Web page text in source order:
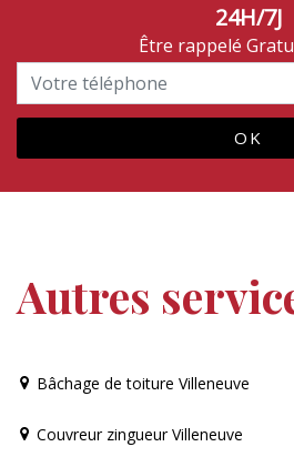
24H/7J
Être rappelé
Autres
Bâchage de toiture Villeneuve
Couvreur zingueur Villeneuve